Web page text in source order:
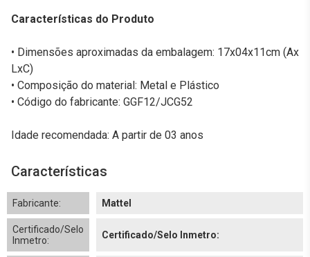
Características do Produto
• Dimensões aproximadas da embalagem: 17x04x11cm (Ax
LxC)
• Composição do material: Metal e Plástico
• Código do fabricante: GGF12/JCG52
Idade recomendada: A partir de 03 anos
Características
Fabricante: Mattel
Certificado/Selo
Inmetro:
Certificado/Selo Inmetro: